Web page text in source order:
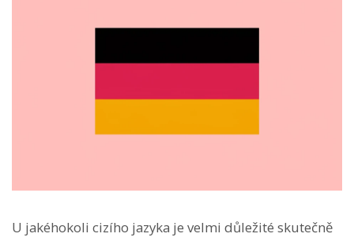
U jakéhokoli cizího jazyka je velmi důležité skutečně